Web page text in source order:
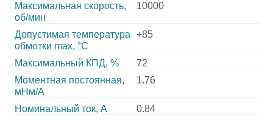
Максимальная скорость,
об/мин
10000
Допустимая температура
обмотки max, °С
+85
Максимальный КПД, %
72
Моментная постоянная,
мНм/А
1.76
Номинальный ток, А
0.84